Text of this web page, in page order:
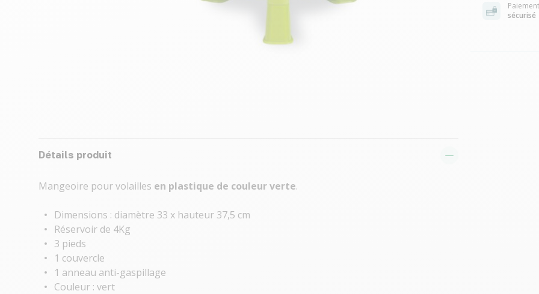
Paiement
sécurisé
Détails produit
Mangeoire pour volailles en plastique de couleur verte.
Dimensions : diamètre 33 x hauteur 37,5 cm
Réservoir de 4Kg
3 pieds
1 couvercle
1 anneau anti-gaspillage
Couleur : vert